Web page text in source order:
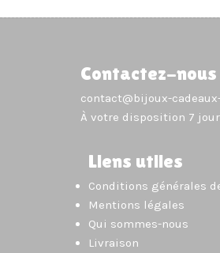
Contactez-nous
contact@bijoux-
À votre disposition 7
Liens utiles
Conditions générales
Mentions légales
Qui sommes-nous
Livraison